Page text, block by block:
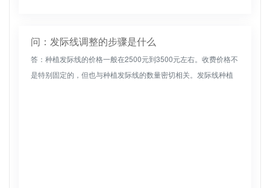
问：发际线调整的步骤是什么
答：种植发际线的价格一般在2500元到3500元左右。收费价格不
是特别固定的，但也与种植发际线的数量密切相关。发际线种植